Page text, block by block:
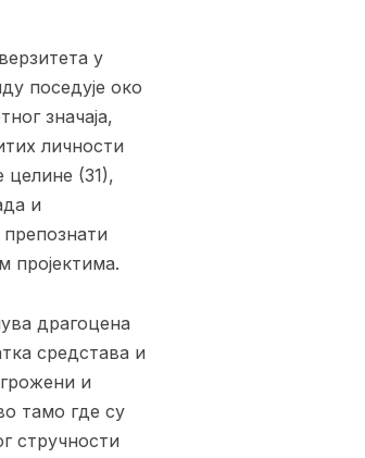
у
поседује око
значаја,
личности
целине (31),
и
пројектима.
драгоцена
средстава и
и
тамо где су
стручности